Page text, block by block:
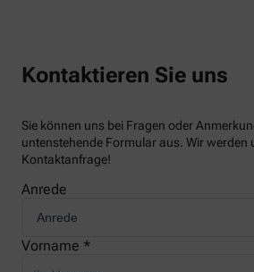
Kontaktieren Sie uns
Sie können uns bei Fragen oder
untenstehende Formular aus. Wir
Kontaktanfrage!
Anrede
Vorname *